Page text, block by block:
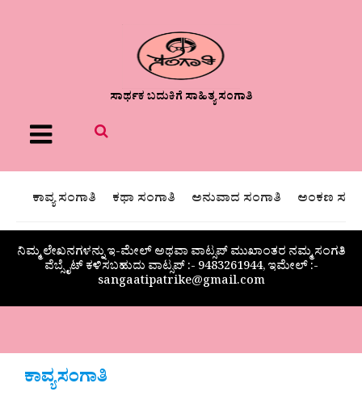
ಸಾರ್ಥಕ ಬದುಕಿಗೆ ಸಾಹಿತ್ಯ ಸಂಗಾತಿ
Menu
ಕಾವ್ಯ ಸಂಗಾತಿ ಕಥಾ ಸಂಗಾತಿ ಅನುವಾದ ಸಂಗಾತಿ ಅಂಕಣ
ನಿಮ್ಮ ಲೇಖನಗಳನ್ನು ಇ-ಮೇಲ್ ಅಥವಾ ವಾಟ್ಸಪ್ ಮುಖಾಂತರ ನಮ್ಮ ಸಂಗತಿ
ವೆಬ್ಸೈಟ್ ಕಳಿಸಬಹುದು ವಾಟ್ಸಪ್‌ :- 9483261944, ಇಮೇಲ್ :-
sangaatipatrike@gmail.com
ಕಾವ್ಯಸಂಗಾತಿ